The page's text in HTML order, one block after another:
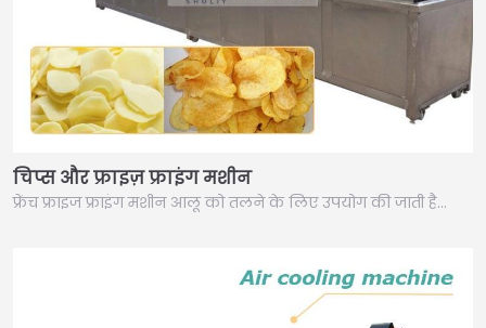
चिप्स और फ्राइज़ फ्राइंग मशीन
फ्रेंच फ्राइज फ्राइंग मशीन आलू को तलने के लिए उपयोग की जाती है…